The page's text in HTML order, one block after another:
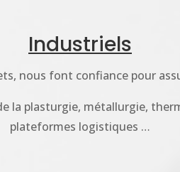
Industriels
nous font confiance pour
la plasturgie, métallurgie,
plateformes logistiques …